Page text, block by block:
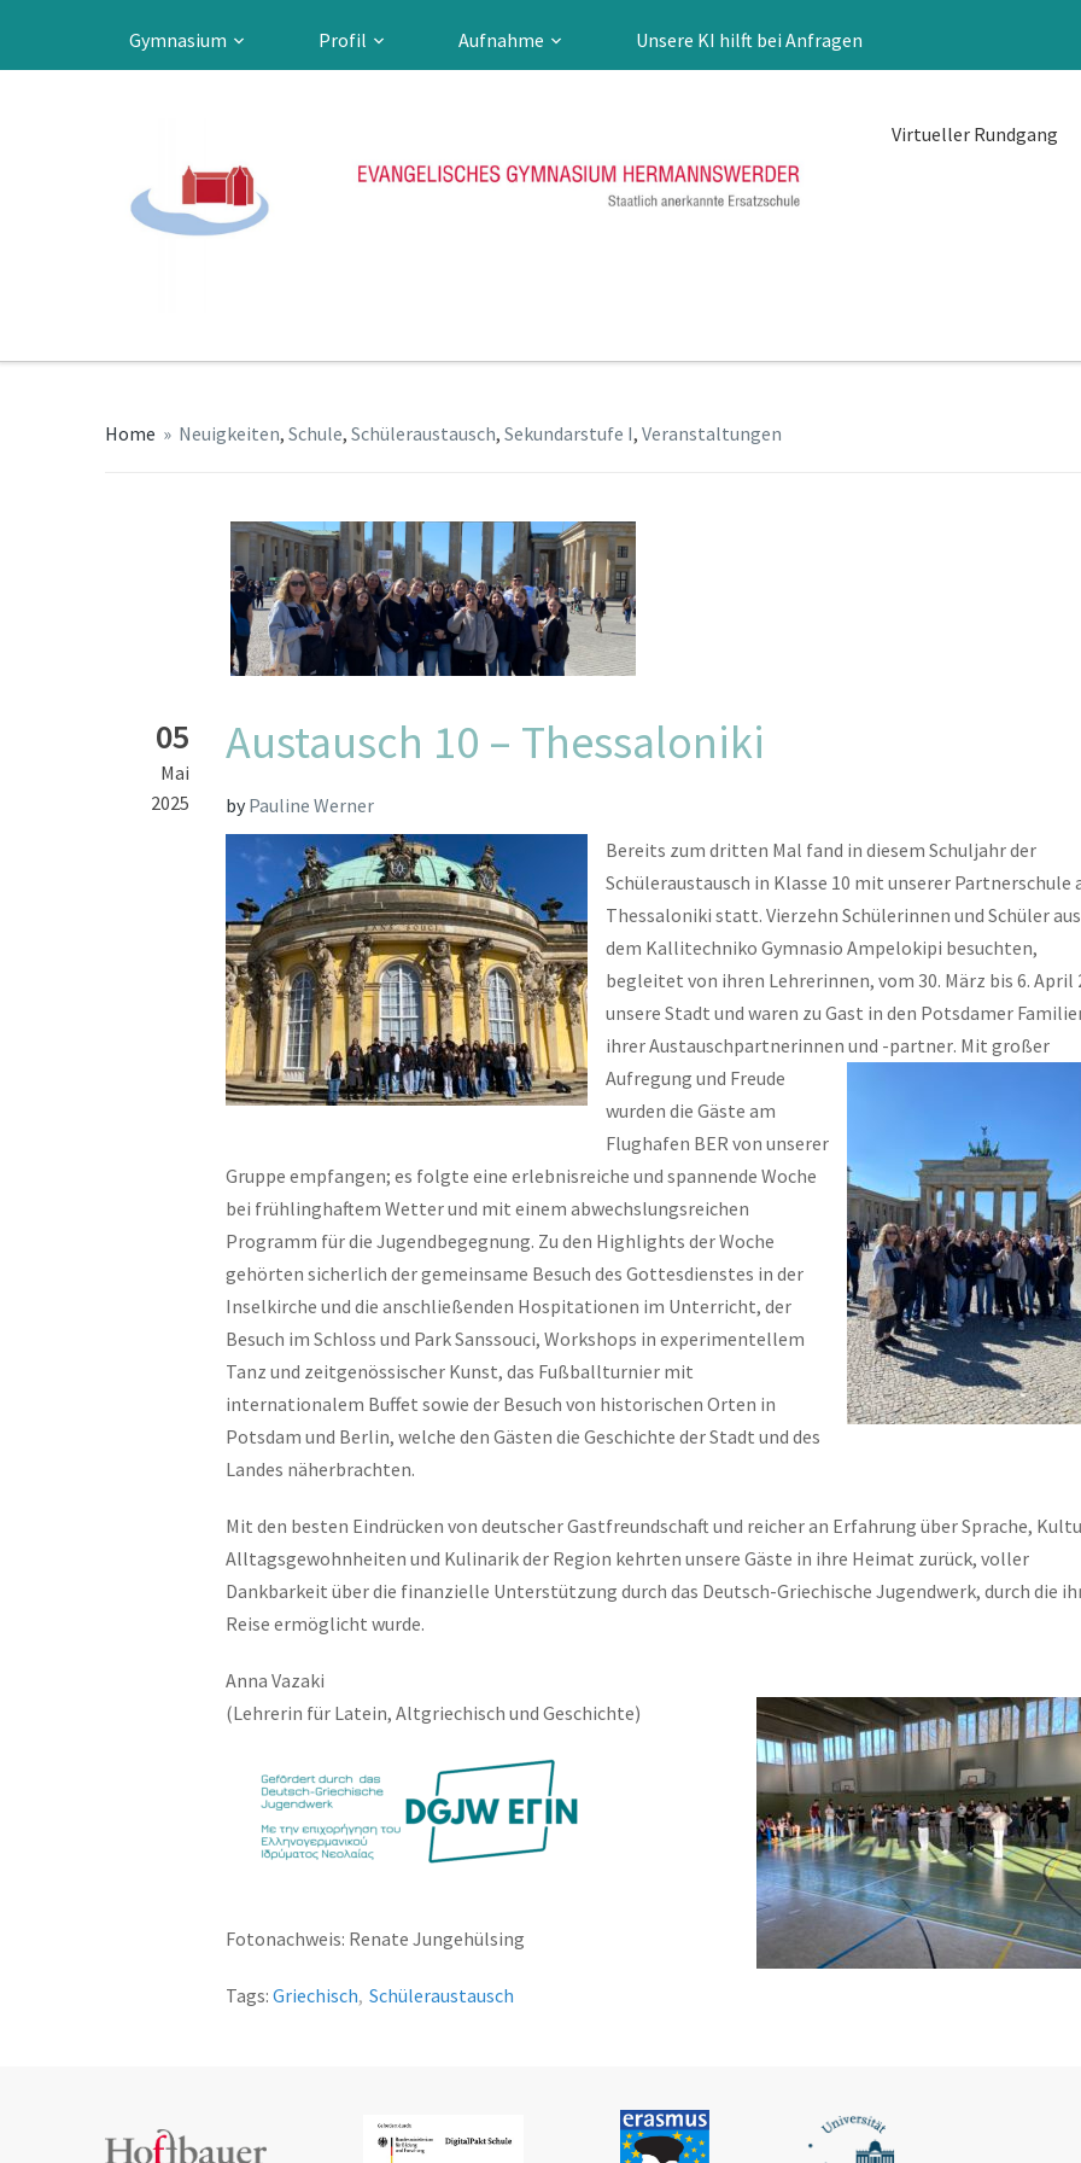
Gymnasium Profil Aufnahme Unsere KI hilft bei Anfragen
Virtueller Rundgang
Home » Neuigkeiten, Schule, Schüleraustausch, Sekundarstufe I, Veranstaltungen
05
Mai
2025
Austausch 10 – Thessaloniki
byPauline Werner
Bereits zum dritten Mal fand in diesem Schuljahr der
Schüleraustausch in Klasse 10 mit unserer Partnerschule
Thessaloniki statt. Vierzehn Schülerinnen und Schüler aus
dem Kallitechniko Gymnasio Ampelokipi besuchten,
begleitet von ihren Lehrerinnen, vom 30. März bis 6. April
unsere Stadt und waren zu Gast in den Potsdamer
ihrer Austauschpartnerinnen und -partner. Mit großer
Aufregung und Freude
wurden die Gäste am
Flughafen BER von unserer
Gruppe empfangen; es folgte eine erlebnisreiche und spannende Woche
bei frühlinghaftem Wetter und mit einem abwechslungsreichen
Programm für die Jugendbegegnung. Zu den Highlights der Woche
gehörten sicherlich der gemeinsame Besuch des Gottesdienstes in der
Inselkirche und die anschließenden Hospitationen im Unterricht, der
Besuch im Schloss und Park Sanssouci, Workshops in experimentellem
Tanz und zeitgenössischer Kunst, das Fußballturnier mit
internationalem Buffet sowie der Besuch von historischen Orten in
Potsdam und Berlin, welche den Gästen die Geschichte der Stadt und des
Landes näherbrachten.
Mit den besten Eindrücken von deutscher Gastfreundschaft und reicher an Erfahrung über Sprache,
Alltagsgewohnheiten und Kulinarik der Region kehrten unsere Gäste in ihre Heimat zurück, voller
Dankbarkeit über die finanzielle Unterstützung durch das Deutsch-Griechische Jugendwerk, durch die
Reise ermöglicht wurde.
Anna Vazaki
(Lehrerin für Latein, Altgriechisch und Geschichte)
Fotonachweis: Renate Jungehülsing
Tags: Griechisch, Schüleraustausch